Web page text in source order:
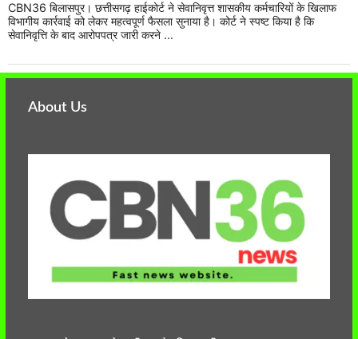
CBN36 बिलासपुर। छत्तीसगढ़ हाईकोर्ट ने सेवानिवृत्त शासकीय कर्मचारियों के खिलाफ
विभागीय कार्रवाई को लेकर महत्वपूर्ण फैसला सुनाया है। कोर्ट ने स्पष्ट किया है कि
सेवानिवृत्ति के बाद आरोपपत्र जारी करने ...
About Us